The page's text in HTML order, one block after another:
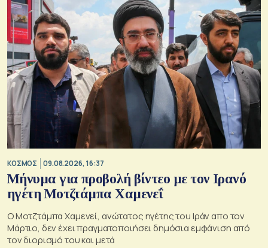
ΚΟΣΜΟΣ 09.08.2026, 16:37
Μήνυμα για προβολή βίντεο με τον Ιρανό
ηγέτη Μοτζτάμπα Χαμενεΐ
Ο Μοτζτάμπα Χαμενεί, ανώτατος ηγέτης του Ιράν απο τον
Μάρτιο, δεν έχει πραγματοποιήσει δημόσια εμφάνιση από
τον διορισμό του και μετά